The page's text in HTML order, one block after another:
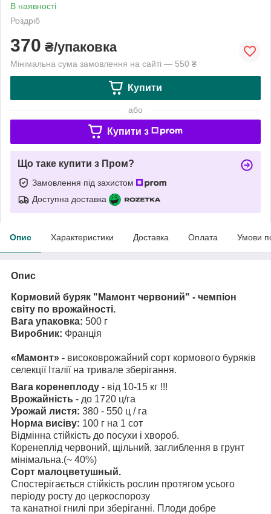
В наявності
Роздріб
370 ₴/упаковка
Мінімальна сума замовлення на сайті — 550 ₴
Купити
або
Купити з
Що таке купити з Пром?
Замовлення під захистом
Доступна доставка
Опис Характеристики Доставка Оплата Умови
Опис
Кормовий буряк "Мамонт червоний" - чемпіон
світу по врожайності.
Вага упаковка: 500 г
Виробник: Франція
«Мамонт» - високоврожайний сорт кормового буряків
селекції Італії на тривале зберігання.
Вага коренеплоду - від 10-15 кг !!!
Врожайність - до 1720 ц/га
Урожай листя: 380 - 550 ц / га
Норма висіву: 100 г на 1 сот
Відмінна стійкість до посухи і хвороб.
Коренеплід червоний, щільний, заглиблення в грунт
мінімальна.(~ 40%)
Сорт малоцветушный.
Спостерігається стійкість рослин протягом усього
періоду росту до церкоспорозу
та канатної гнилі при зберіганні. Плоди добре